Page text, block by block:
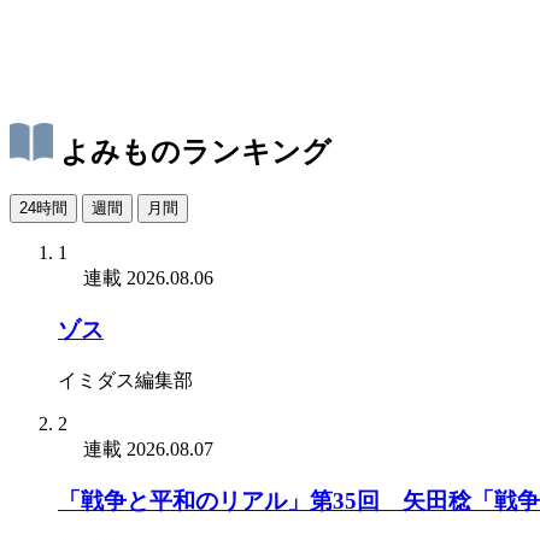
よみものランキング
24時間 週間 月間
1
連載 2026.08.06
ゾス
イミダス編集部
2
連載 2026.08.07
「戦争と平和のリアル」第35回 矢田稔「戦争